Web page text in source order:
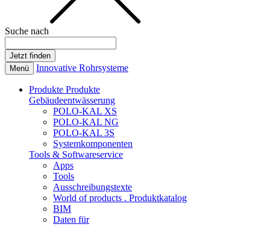
Suche nach
Menü Innovative Rohrsysteme
Produkte Produkte
Gebäudeentwässerung
POLO-KAL XS
POLO-KAL NG
POLO-KAL 3S
Systemkomponenten
Tools & Softwareservice
Apps
Tools
Ausschreibungstexte
World of products . Produktkatalog
BIM
Daten für